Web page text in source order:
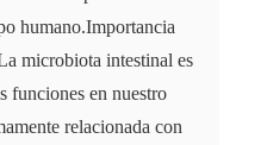
humano.Importancia
microbiota intestinal es
funciones en nuestro
relacionada con